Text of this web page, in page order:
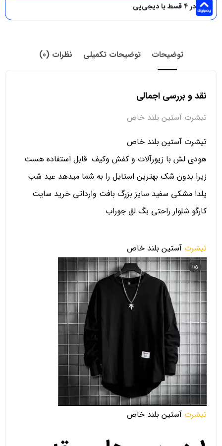
در ۴ قسط با دیجی‌پی
توضیحات توضیحات تکمیلی نظرات (0)
نقد و بررسی اجمالی
تیشرت آستین بلند خاص
تیشرت آستین بلند خاص
هودی لش با زیورآلات و کفش وکیف قابل استفاده هست
زیرا بدون شک بهترین استایل را به شما میدهد عید شب
یلدا مشکی سفید سایز بزرگ بافت وارداتی خرید سایت
کارگو شلوار راحتی بگ لق جوراب
تیشرت آستین بلند خاص
تیشرت آستین بلند خاص